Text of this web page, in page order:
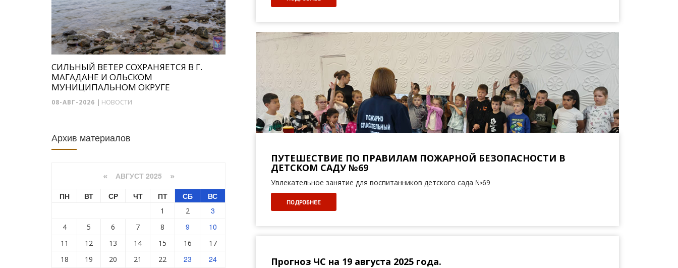
ПУТЕШЕСТВИЕ ПО ПРАВИЛАМ ПОЖАРНОЙ БЕЗОПАСНОСТИ В
ДЕТСКОМ САДУ №69
Увлекательное занятие для воспитанников детского сада №69
ПОДРОБНЕЕ
Прогноз ЧС на 19 августа 2025 года.
СИЛЬНЫЙ ВЕТЕР СОХРАНЯЕТСЯ В Г.
МАГАДАНЕ И ОЛЬСКОМ
МУНИЦИПАЛЬНОМ ОКРУГЕ
08-АВГ-2026 | НОВОСТИ
Архив материалов
« АВГУСТ 2025 »
ПН ВТ СР ЧТ ПТ СБ ВС
1 2 3
4 5 6 7 8 9 10
11 12 13 14 15 16
17
18
19 20 21 22 23 24